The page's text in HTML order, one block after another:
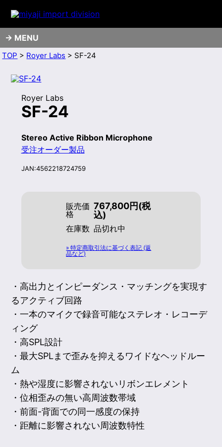
MENU
TOP > Royer Labs > SF-24
Royer Labs
SF-24
Stereo Active Ribbon Microphone
受注オーダー製品
JAN:4562218724759
販売価
格
767,800円(税
込)
在庫数 品切れ中
» 特定商取引法に基づく表記 (返
品など)
・高出力とインピーダンス・マッチングを実現す
るアクティブ回路
・一本のマイクで録音可能なステレオ・レコーデ
ィング
・高SPL設計
・最大SPLまで歪みを抑えるワイドなヘッドルー
ム
・熱や湿度に影響されないリボンエレメント
・位相歪みの無い高周波数帯域
・前面-背面での同一感度の保持
・距離に影響されない周波数特性